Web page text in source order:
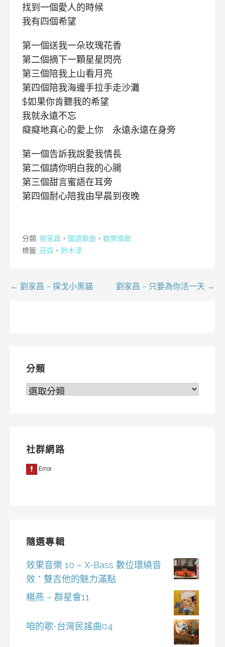
找到一個愛人的時候
我有四個希望
第一個送我一朵玫瑰花香
第二個摘下一顆星星閃亮
第三個陪我上山看月亮
第四個陪我海邊手拉手走沙灘
$如果你肯聽我的希望
我就永遠不忘
癡癡地真心的愛上你 永遠永遠在身旁
第一個告訴我說愛我情長
第二個請你明白我的心腸
第三個甜言蜜語在耳旁
第四個耐心陪我由早晨到夜晚
分類: 劉家昌 、 國語歌曲 、 歡樂情歌
標籤: 莊奴 、 鈴木淳
文← 劉家昌 – 探戈小黑貓 劉家昌 – 只要為你活一天 →
分類
分
社群網路
隨選專輯
效果音樂 10 – X-Bass 數位環繞音
效 * 雙吉他的魅力滿點
楊燕 – 群星會11
咱的歌-台灣民謠曲04